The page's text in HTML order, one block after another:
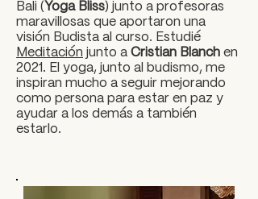
Bali ( Yoga Bliss) junto a profesoras
maravillosas que aportaron una
visión Budista al curso. Estudié
Meditación junto a Cristian Blanch en
2021. El yoga, junto al budismo, me
inspiran mucho a seguir mejorando
como persona para estar en paz y
ayudar a los demás a también
estarlo.